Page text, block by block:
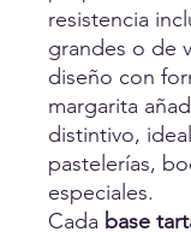
resistencia
grandes o de
diseño con
margarita
distintivo,
pastelerías,
especiales.
Cada base